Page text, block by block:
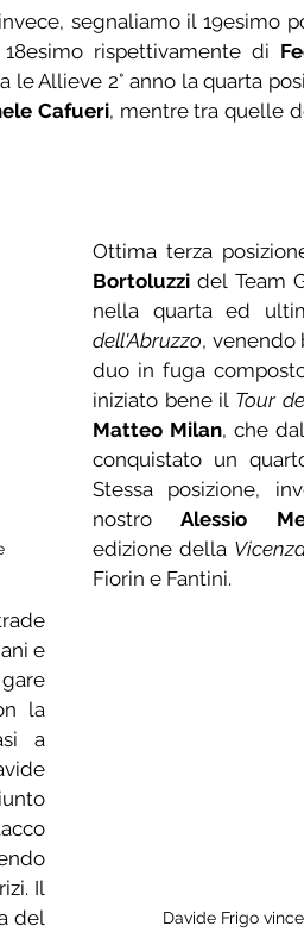
segnaliamo il 19esimo
rispettivamente di
le Allieve 2° anno la quarta
Cafueri, mentre tra quelle
Ottima terza
Bortoluzzi del Team
nella quarta ed
dell'Abruzzo, venendo
duo in fuga
iniziato bene il Tour
Matteo Milan, che
conquistato un
Stessa posizione,
nostro Alessio
edizione della
Fiorin e Fantini.
Davide Frigo
e
la
a
Il
del